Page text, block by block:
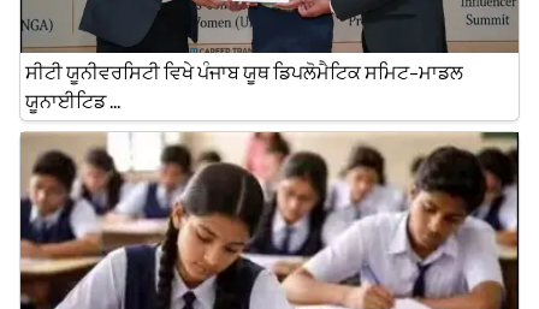
ਸੀਟੀ ਯੂਨੀਵਰਸਿਟੀ ਵਿਖੇ ਪੰਜਾਬ ਯੂਥ ਡਿਪਲੋਮੈਟਿਕ ਸਮਿਟ–ਮਾਡਲ
ਯੂਨਾਈਟਿਡ ...